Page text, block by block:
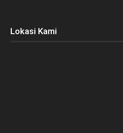
Lokasi Kami